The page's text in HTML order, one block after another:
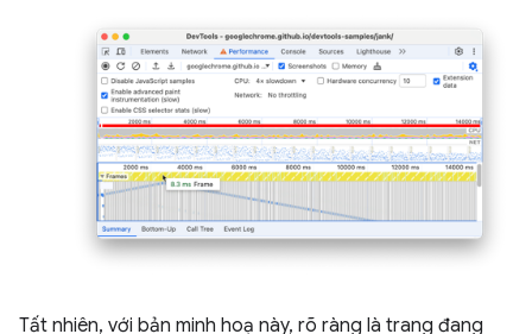
Tất nhiên, với bản minh hoạ này, rõ ràng là trang đang